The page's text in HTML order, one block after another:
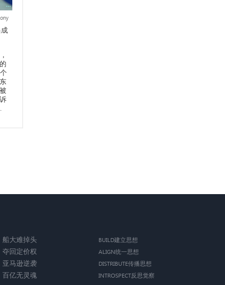
船大难掉头
夺回定价权
亚马逊逆袭
百亿无灵魂
BUILD建立思想
ALIGN统一思想
DISTRIBUTE传播思想
INTROSPECT反思觉察